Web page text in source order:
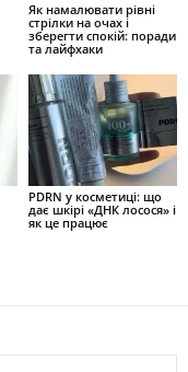
Як намалювати рівні
стрілки на очах і
зберегти спокій: поради
та лайфхаки
PDRN у косметиці: що
дає шкірі «ДНК лосося» і
як це працює